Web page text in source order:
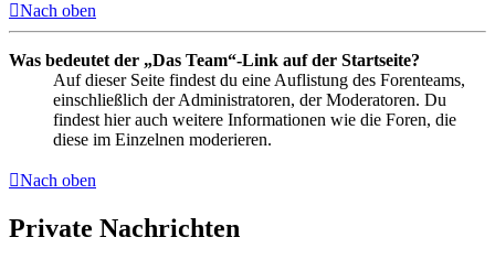
Nach oben
Was bedeutet der „Das Team“-Link auf der Startseite?
Auf dieser Seite findest du eine Auflistung des Forenteams,
einschließlich der Administratoren, der Moderatoren. Du
findest hier auch weitere Informationen wie die Foren, die
diese im Einzelnen moderieren.
Nach oben
Private Nachrichten